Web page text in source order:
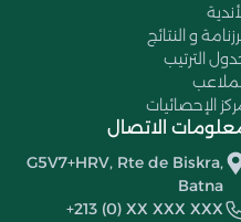
و النتائج
الترتيب
الإحصائيات
الاتصال
G5V7+HRV, Rte de Biskra,
Batna
+213 (0) XX XXX XXX